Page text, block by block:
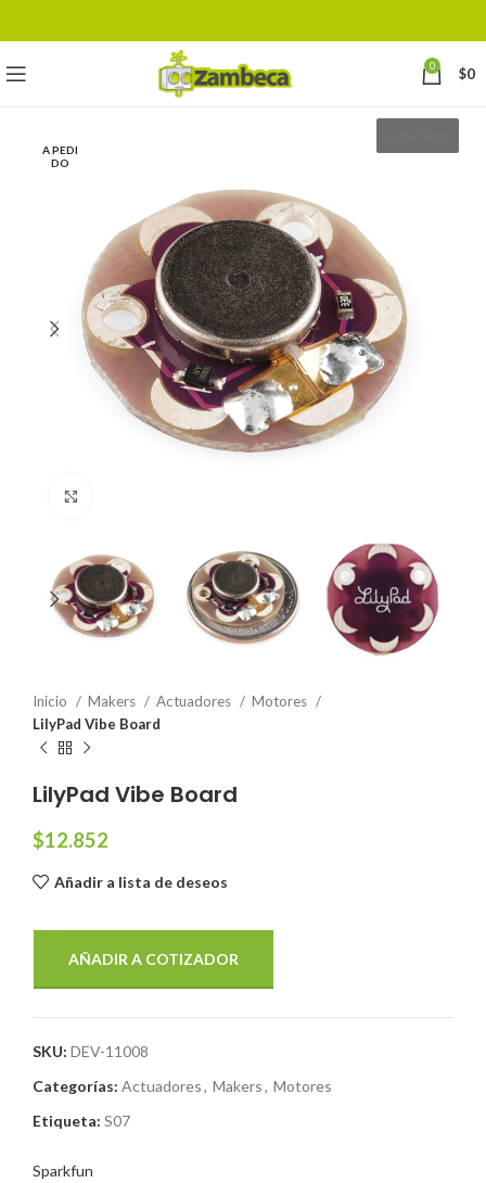
0 $0
A PEDI
DO
Inicio Makers Actuadores
Motores
LilyPad Vibe Board
LilyPad Vibe Board
$12.852
Añadir a lista de deseos
AÑADIR A COTIZADOR
SKU: DEV-11008
Categorías: Actuadores, Makers, Motores
Etiqueta: S07
Sparkfun